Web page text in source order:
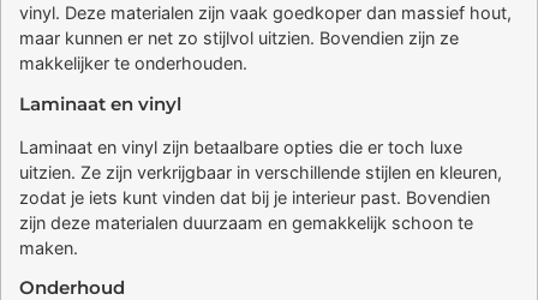
vinyl. Deze materialen zijn vaak goedkoper dan massief hout,
maar kunnen er net zo stijlvol uitzien. Bovendien zijn ze
makkelijker te onderhouden.
Laminaat en vinyl
Laminaat en vinyl zijn betaalbare opties die er toch luxe
uitzien. Ze zijn verkrijgbaar in verschillende stijlen en kleuren,
zodat je iets kunt vinden dat bij je interieur past. Bovendien
zijn deze materialen duurzaam en gemakkelijk schoon te
maken.
Onderhoud